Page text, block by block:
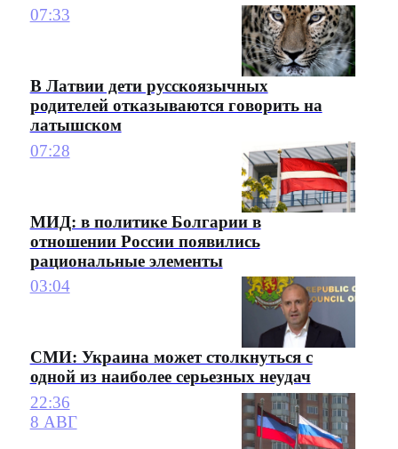
07:33
В Латвии дети русскоязычных
родителей отказываются говорить на
латышском
07:28
МИД: в политике Болгарии в
отношении России появились
рациональные элементы
03:04
СМИ: Украина может столкнуться с
одной из наиболее серьезных неудач
22:36
8 АВГ